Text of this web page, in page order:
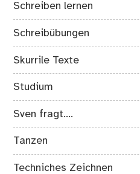
Schreiben lernen
Schreibübungen
Skurrile Texte
Studium
Sven fragt….
Tanzen
Techniches Zeichnen